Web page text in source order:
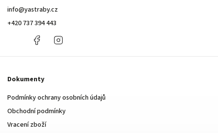
info@yastraby.cz
+420 737 394 443
+420
394
Facebook
Dokumenty
Podmínky ochrany osobních údajů
Obchodní podmínky
Vracení zboží